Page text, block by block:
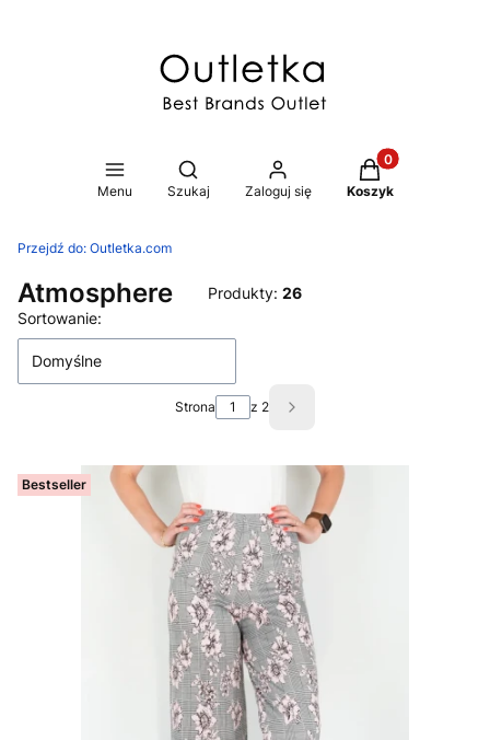
Menu
Otwórz wyszukiwarkę
Szukaj Zaloguj się
Produkty w
Koszyk
Przejdź do: Outletka.com
Atmosphere Produkty: 26
Lista produktów
Sortowanie:
Domyślne
Strona z 2 Następne produkty
Bestseller